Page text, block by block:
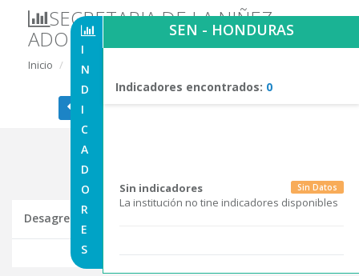
I
N
D
I
C
A
D
O
R
E
S
SEN - HONDURAS
Indicadores encontrados: 0
Sin Datos
Sin indicadores
La institución no tine indicadores disponibles
SECRETARIA DE LA NIÑEZ,
ADOLESCENCIA Y FAMILIA
Inicio Indicadores de Institución
| Regresar a Comite
Desagregaciones de Indicadores Seleccionados